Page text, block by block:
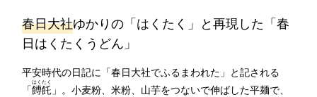
春日大社ゆかりの「はくたく」と再現した「春
日はくたくうどん」
平安時代の日記に「春日大社でふるまわれた」と記される
「餺飥
はくたく
」。小麦粉、米粉、山芋をつないで伸ばした平麺で、